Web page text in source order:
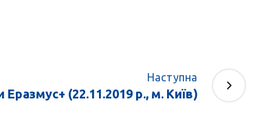
Наступна
Еразмус+ (22.11.2019 р., м. Київ)